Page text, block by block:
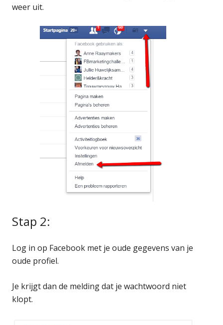
weer uit.
Stap 2:
Log in op Facebook met je oude gegevens van je
oude profiel.
Je krijgt dan de melding dat je wachtwoord niet
klopt.